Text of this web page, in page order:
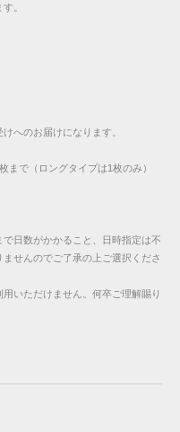
。
へのお届けになります。
まで（ロングタイプは1枚のみ）
日数がかかること、日時指定は不
せんのでご了承の上ご選択くださ
いただけません。何卒ご理解賜り